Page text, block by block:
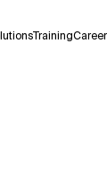
Training